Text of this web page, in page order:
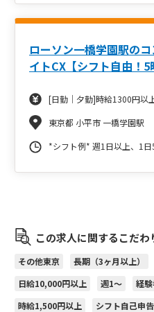
ローソン一橋学園駅の
イトCX【シフト自由！5
[日勤｜夕勤]時給1300円以
東京都 小平市 一橋学園駅
*シフト例* 週1日以上、1日
この求人に関するこだ
その他東京 長期（3ヶ月以上）
日給10,000円以上
週1～ 経
時給1,500円以上
シフト自己申